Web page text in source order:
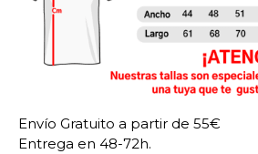
Envío Gratuito a partir de 55€
Entrega en 48-72h.